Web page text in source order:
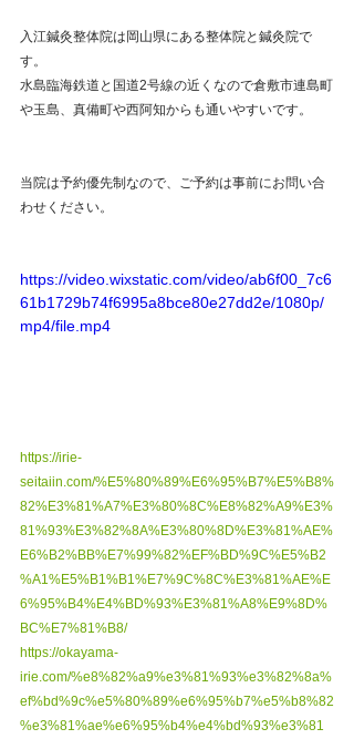
入江鍼灸整体院は岡山県にある整体院と鍼灸院で
す。
水島臨海鉄道と国道2号線の近くなので倉敷市連島町
や玉島、真備町や西阿知からも通いやすいです。
当院は予約優先制なので、ご予約は事前にお問い合
わせください。
https://video.wixstatic.com/video/ab6f00_7c6
61b1729b74f6995a8bce80e27dd2e/1080p/
mp4/file.mp4
https://irie-
seitaiin.com/%E5%80%89%E6%95%B7%E5%B8%
82%E3%81%A7%E3%80%8C%E8%82%A9%E3%
81%93%E3%82%8A%E3%80%8D%E3%81%AE%
E6%B2%BB%E7%99%82%EF%BD%9C%E5%B2
%A1%E5%B1%B1%E7%9C%8C%E3%81%AE%E
6%95%B4%E4%BD%93%E3%81%A8%E9%8D%
BC%E7%81%B8/
https://okayama-
irie.com/%e8%82%a9%e3%81%93%e3%82%8a%
ef%bd%9c%e5%80%89%e6%95%b7%e5%b8%82
%e3%81%ae%e6%95%b4%e4%bd%93%e3%81